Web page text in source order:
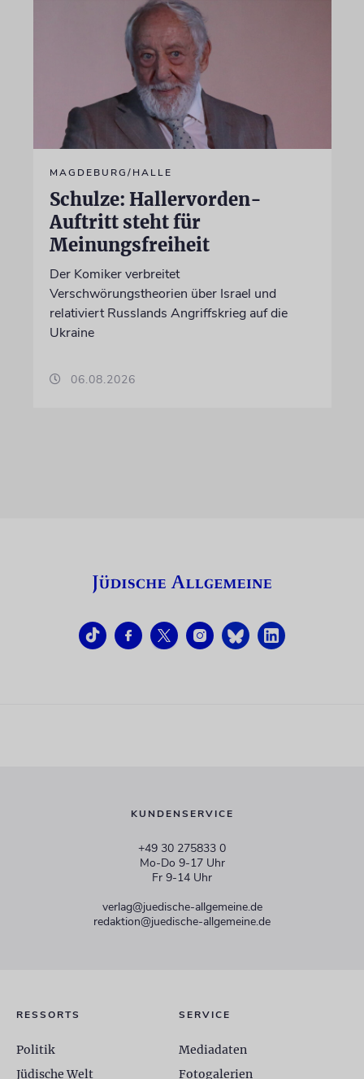
MAGDEBURG/HALLE
Schulze: Hallervorden-
Auftritt steht für
Meinungsfreiheit
Der Komiker verbreitet
Verschwörungstheorien über Israel und
relativiert Russlands Angriffskrieg auf die
Ukraine
06.08.2026
KUNDENSERVICE
+49 30 275833 0
Mo-Do 9-17 Uhr
Fr 9-14 Uhr
verlag@juedische-allgemeine.de
redaktion@juedische-allgemeine.de
RESSORTS
Politik
Jüdische Welt
SERVICE
Mediadaten
Fotogalerien